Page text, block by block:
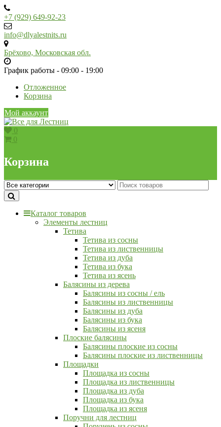
Skip
to
content
+7 (929) 649-92-23
info@dlyalestnits.ru
Брёхово, Московская обл.
График работы - 09:00 - 19:00
Отложенное
Корзина
Мой аккаунт
0
0
Корзина
Каталог товаров
Элементы лестниц
Тетива
Тетива из сосны
Тетива из лиственницы
Тетива из дуба
Тетива из бука
Тетива из ясень
Балясины из дерева
Балясины из сосны / ель
Балясины из лиственницы
Балясины из дуба
Балясины из бука
Балясины из ясеня
Плоские балясины
Балясины плоские из сосны
Балясины плоские из лиственницы
Площадки
Площадка из сосны
Площадка из лиственницы
Площадка из дуба
Площадка из бука
Площадка из ясеня
Поручни для лестниц